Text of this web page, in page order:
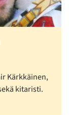
Kärkkäinen,
kitaristi.